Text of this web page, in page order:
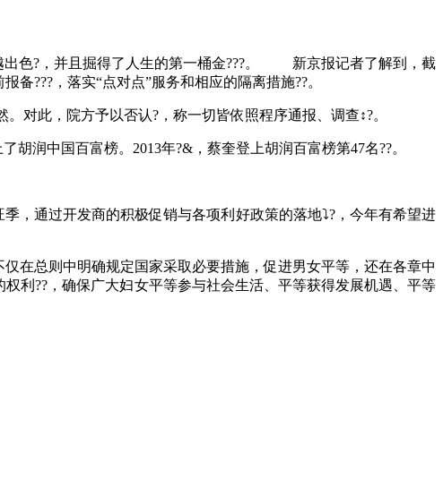
色?，并且掘得了人生的第一桶金???。 新京报记者了解到，截
???，落实“点对点”服务和相应的隔离措施??。
此，院方予以否认?，称一切皆依照程序通报、调查↕?。
润中国百富榜。2013年?&，蔡奎登上胡润百富榜第47名??。
通过开发商的积极促销与各项利好政策的落地⤵?，今年有希望进
总则中明确规定国家采取必要措施，促进男女平等，还在各章中
利??，确保广大妇女平等参与社会生活、平等获得发展机遇、平等